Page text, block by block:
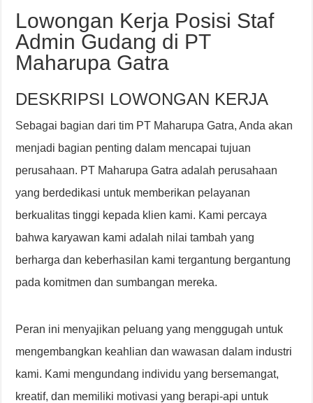
Lowongan Kerja Posisi Staf
Admin Gudang di PT
Maharupa Gatra
DESKRIPSI LOWONGAN KERJA
Sebagai bagian dari tim PT Maharupa Gatra, Anda akan
menjadi bagian penting dalam mencapai tujuan
perusahaan. PT Maharupa Gatra adalah perusahaan
yang berdedikasi untuk memberikan pelayanan
berkualitas tinggi kepada klien kami. Kami percaya
bahwa karyawan kami adalah nilai tambah yang
berharga dan keberhasilan kami tergantung bergantung
pada komitmen dan sumbangan mereka.
Peran ini menyajikan peluang yang menggugah untuk
mengembangkan keahlian dan wawasan dalam industri
kami. Kami mengundang individu yang bersemangat,
kreatif, dan memiliki motivasi yang berapi-api untuk